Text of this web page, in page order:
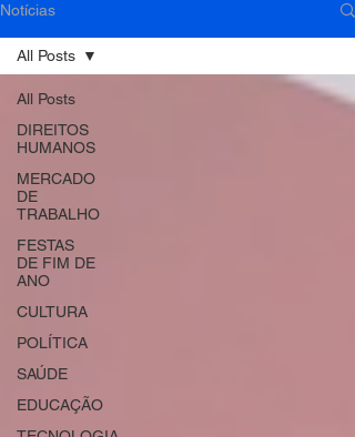
Notícias
All Posts
DIREITOS
HUMANOS
MERCADO
DE
TRABALHO
FESTAS
DE FIM DE
ANO
CULTURA
POLÍTICA
SAÚDE
EDUCAÇÃO
All Posts